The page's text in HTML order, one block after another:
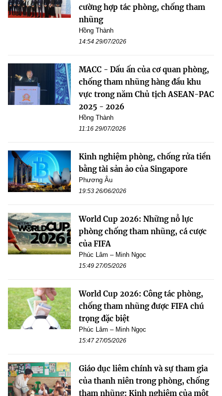
cường hợp tác phòng, chống tham
nhũng
Hồng Thành
14:54 29/07/2026
MACC - Dấu ấn của cơ quan phòng,
chống tham nhũng hàng đầu khu
vực trong năm Chủ tịch ASEAN-PAC
2025 - 2026
Hồng Thành
11:16 29/07/2026
Kinh nghiệm phòng, chống rửa tiền
bằng tài sản ảo của Singapore
Phương Âu
19:53 26/06/2026
World Cup 2026: Những nỗ lực
phòng chống tham nhũng, cá cược
của FIFA
Phúc Lâm – Minh Ngọc
15:49 27/05/2026
World Cup 2026: Công tác phòng,
chống tham nhũng được FIFA chú
trọng đặc biệt
Phúc Lâm – Minh Ngọc
15:47 27/05/2026
Giáo dục liêm chính và sự tham gia
của thanh niên trong phòng, chống
tham nhũng: Kinh nghiệm của một